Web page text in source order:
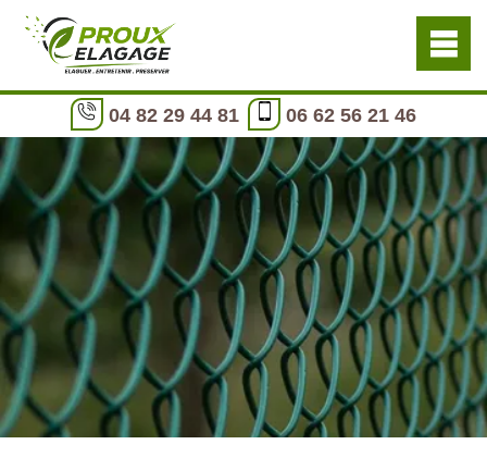
04 82 29 44 81 06 62 56 21 46